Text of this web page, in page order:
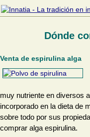
Dónde
Venta de espirulina alga
muy nutriente en diversos
incorporado en la dieta de
sobre todo por sus
comprar alga espirulina.